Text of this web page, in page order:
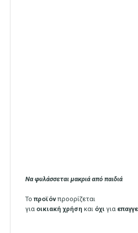
Να φυλάσσεται μακριά από παιδιά
Τοπροϊόνπροορίζεται
για οικιακή χρήση και όχι για